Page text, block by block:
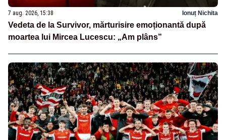
7 aug. 2026, 15:38 Ionuț Nichita
Vedeta de la Survivor, mărturisire emoționantă după
moartea lui Mircea Lucescu: „Am plâns”